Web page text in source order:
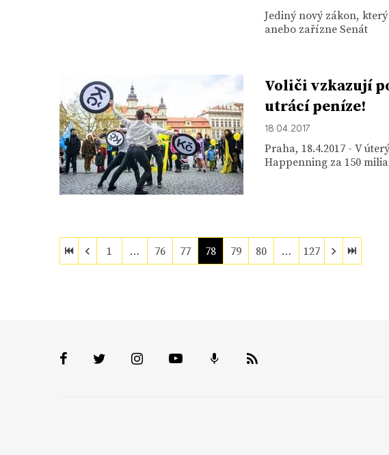
Jediný nový zákon,
anebo zařízne Senát
Voliči vzkazují
utrácí peníze!
18. 04. 2017
Praha, 18.4.2017 - V
Happenning za 150
1 … 76 77 78 79 80 … 127